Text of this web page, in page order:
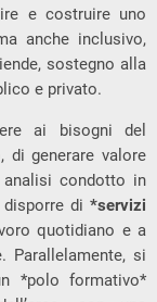
e costruire uno
anche inclusivo,
sostegno alla
e privato.
ai bisogni del
di generare valore
condotto in
di *servizi
quotidiano e a
Parallelamente, si
*polo formativo*